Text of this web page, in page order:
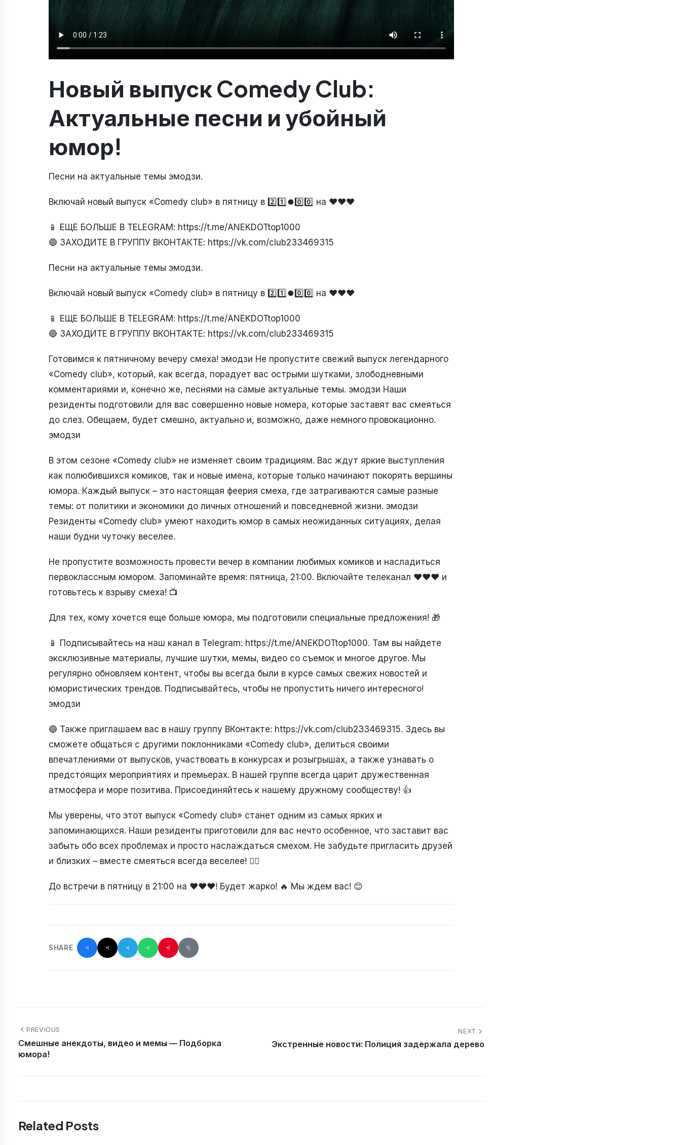
Новый выпуск Comedy Club:
Актуальные песни и убойный
юмор!
Песни на актуальные темы эмодзи.
Включай новый выпуск «Comedy club» в пятницу в 2️⃣1️⃣⏺️0️⃣0️⃣ на ❤️❤️❤️
📱 ЕЩЕ БОЛЬШЕ В TELEGRAM: https://t.me/ANEKDOTtop1000
🔵 ЗАХОДИТЕ В ГРУППУ ВКОНТАКТЕ: https://vk.com/club233469315
Песни на актуальные темы эмодзи.
Включай новый выпуск «Comedy club» в пятницу в 2️⃣1️⃣⏺️0️⃣0️⃣ на ❤️❤️❤️
📱 ЕЩЕ БОЛЬШЕ В TELEGRAM: https://t.me/ANEKDOTtop1000
🔵 ЗАХОДИТЕ В ГРУППУ ВКОНТАКТЕ: https://vk.com/club233469315
Готовимся к пятничному вечеру смеха! эмодзи Не пропустите свежий выпуск легендарного
«Comedy club», который, как всегда, порадует вас острыми шутками, злободневными
комментариями и, конечно же, песнями на самые актуальные темы. эмодзи Наши
резиденты подготовили для вас совершенно новые номера, которые заставят вас смеяться
до слез. Обещаем, будет смешно, актуально и, возможно, даже немного провокационно.
эмодзи
В этом сезоне «Comedy club» не изменяет своим традициям. Вас ждут яркие выступления
как полюбившихся комиков, так и новые имена, которые только начинают покорять вершины
юмора. Каждый выпуск – это настоящая феерия смеха, где затрагиваются самые разные
темы: от политики и экономики до личных отношений и повседневной жизни. эмодзи
Резиденты «Comedy club» умеют находить юмор в самых неожиданных ситуациях, делая
наши будни чуточку веселее.
Не пропустите возможность провести вечер в компании любимых комиков и насладиться
первоклассным юмором. Запоминайте время: пятница, 21:00. Включайте телеканал ❤️❤️❤️ и
готовьтесь к взрыву смеха! 📺
Для тех, кому хочется еще больше юмора, мы подготовили специальные предложения! 🎁
📱 Подписывайтесь на наш канал в Telegram: https://t.me/ANEKDOTtop1000. Там вы найдете
эксклюзивные материалы, лучшие шутки, мемы, видео со съемок и многое другое. Мы
регулярно обновляем контент, чтобы вы всегда были в курсе самых свежих новостей и
юмористических трендов. Подписывайтесь, чтобы не пропустить ничего интересного!
эмодзи
🔵 Также приглашаем вас в нашу группу ВКонтакте: https://vk.com/club233469315. Здесь вы
сможете общаться с другими поклонниками «Comedy club», делиться своими
впечатлениями от выпусков, участвовать в конкурсах и розыгрышах, а также узнавать о
предстоящих мероприятиях и премьерах. В нашей группе всегда царит дружественная
атмосфера и море позитива. Присоединяйтесь к нашему дружному сообществу! 👍
Мы уверены, что этот выпуск «Comedy club» станет одним из самых ярких и
запоминающихся. Наши резиденты приготовили для вас нечто особенное, что заставит вас
забыть обо всех проблемах и просто наслаждаться смехом. Не забудьте пригласить друзей
и близких – вместе смеяться всегда веселее! 👯‍♀️
До встречи в пятницу в 21:00 на ❤️❤️❤️! Будет жарко! 🔥 Мы ждем вас! 😊
SHARE
PREVIOUS
Смешные анекдоты, видео и мемы — Подборка
юмора!
NEXT
Экстренные новости: Полиция задержала дерево
Related Posts